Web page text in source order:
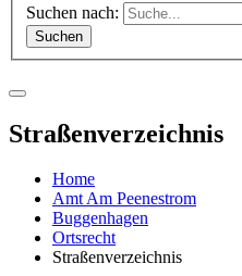
Suchen nach:
Straßenverzeichnis
Home
Amt Am Peenestrom
Buggenhagen
Ortsrecht
Straßenverzeichnis